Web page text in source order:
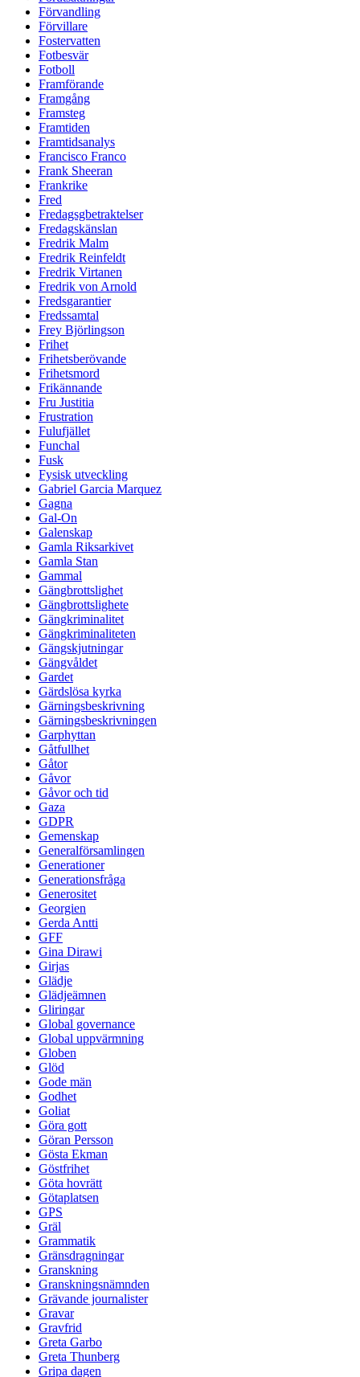
Förvandling
Förvillare
Fostervatten
Fotbesvär
Fotboll
Framförande
Framgång
Framsteg
Framtiden
Framtidsanalys
Francisco Franco
Frank Sheeran
Frankrike
Fred
Fredagsgbetraktelser
Fredagskänslan
Fredrik Malm
Fredrik Reinfeldt
Fredrik Virtanen
Fredrik von Arnold
Fredsgarantier
Fredssamtal
Frey Björlingson
Frihet
Frihetsberövande
Frihetsmord
Frikännande
Fru Justitia
Frustration
Fulufjället
Funchal
Fusk
Fysisk utveckling
Gabriel Garcia Marquez
Gagna
Gal-On
Galenskap
Gamla Riksarkivet
Gamla Stan
Gammal
Gängbrottslighet
Gängbrottslighete
Gängkriminalitet
Gängkriminaliteten
Gängskjutningar
Gängvåldet
Gardet
Gärdslösa kyrka
Gärningsbeskrivning
Gärningsbeskrivningen
Garphyttan
Gåtfullhet
Gåtor
Gåvor
Gåvor och tid
Gaza
GDPR
Gemenskap
Generalförsamlingen
Generationer
Generationsfråga
Generositet
Georgien
Gerda Antti
GFF
Gina Dirawi
Girjas
Glädje
Glädjeämnen
Gliringar
Global governance
Global uppvärmning
Globen
Glöd
Gode män
Godhet
Goliat
Göra gott
Göran Persson
Gösta Ekman
Göstfrihet
Göta hovrätt
Götaplatsen
GPS
Gräl
Grammatik
Gränsdragningar
Granskning
Granskningsnämnden
Grävande journalister
Gravar
Gravfrid
Greta Garbo
Greta Thunberg
Gripa dagen